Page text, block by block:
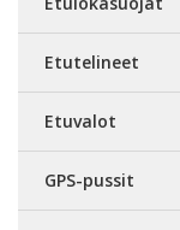
Etutelineet
Etuvalot
GPS-pussit